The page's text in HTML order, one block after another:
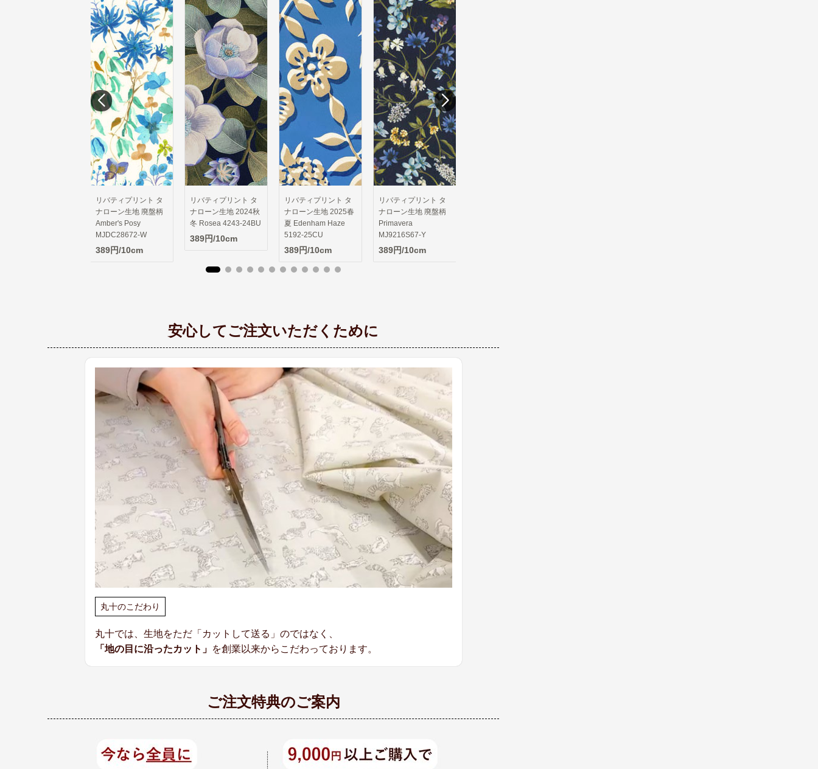
リバティプリント タ
ナローン生地 2024秋
冬 Rosea 4243-24BU
389円/10cm
リバティプリント タ
ナローン生地 2025春
夏 Edenham Haze
5192-25CU
リバティプリント タ
ナローン生地 廃盤柄
Primavera
MJ9216S67-Y
389円/10cm
安心してご注文いただくために
丸十のこだわり
丸十では、生地をただ「カットして送る」のではなく、
「地の目に沿ったカット」 を創業以来からこだわっております。
ご注文特典のご案内